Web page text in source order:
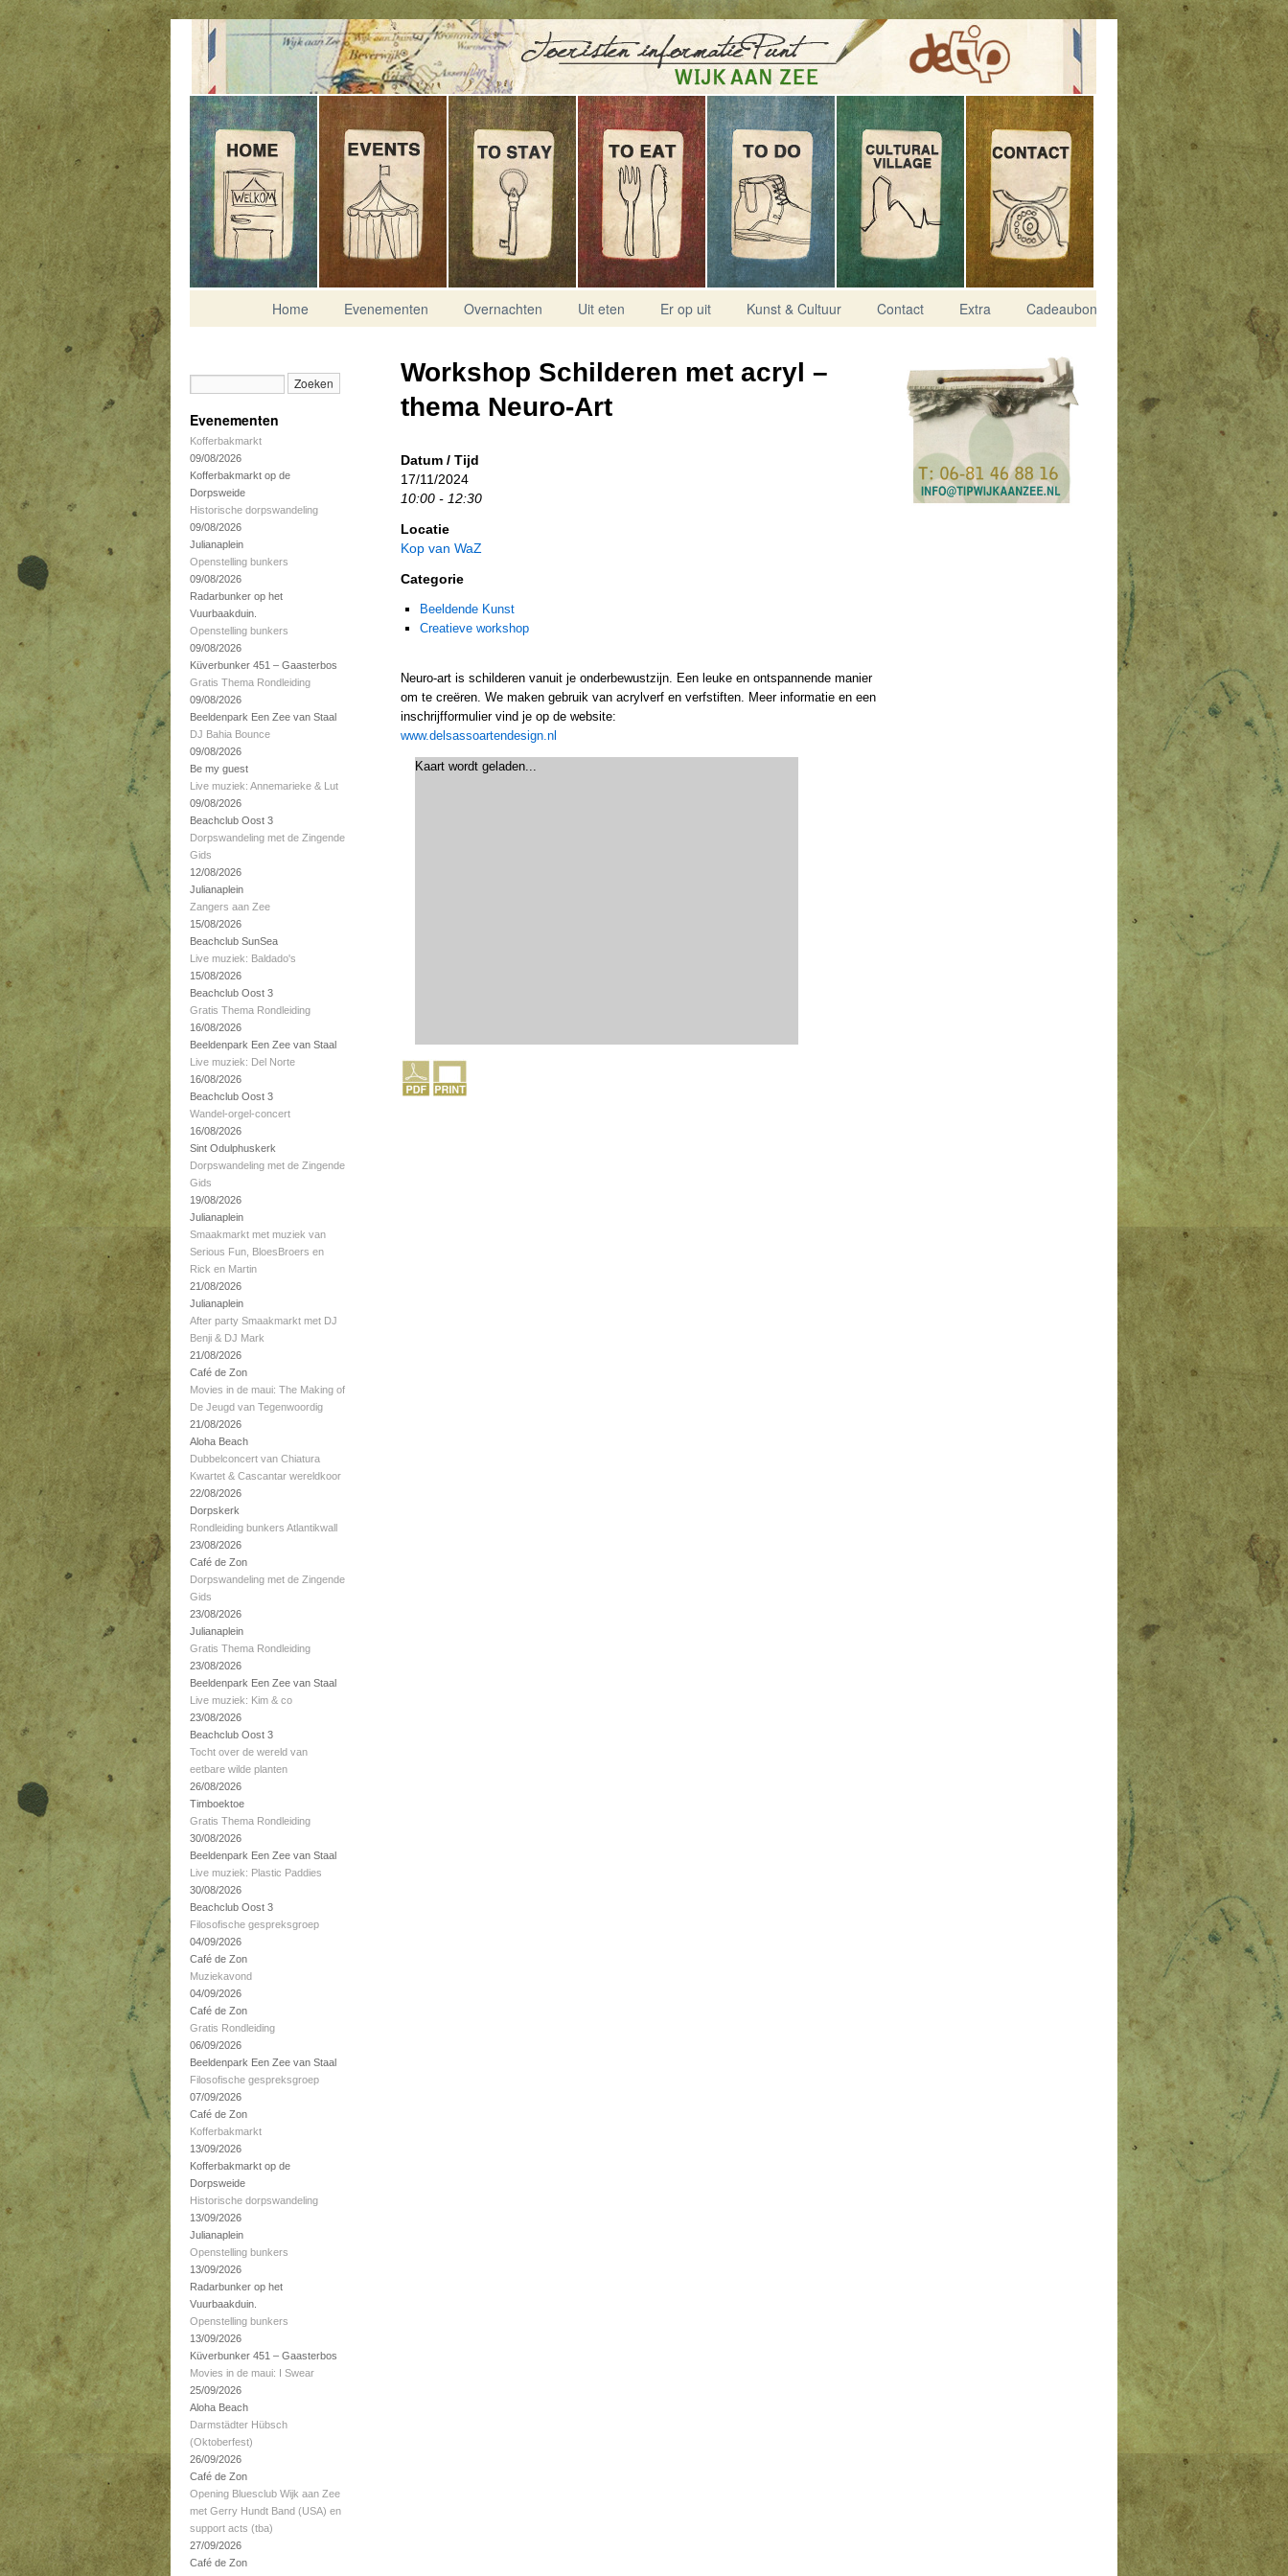
Contact
Home Evenementen Overnachten Uit eten Er op uit Kunst & Cultuur Contact Extra Cadeaubon
Evenementen
Kofferbakmarkt
09/08/2026
Kofferbakmarkt op de
Dorpsweide
Historische dorpswandeling
09/08/2026
Julianaplein
Openstelling bunkers
09/08/2026
Radarbunker op het
Vuurbaakduin.
Openstelling bunkers
09/08/2026
Küverbunker 451 – Gaasterbos
Gratis Thema Rondleiding
09/08/2026
Beeldenpark Een Zee van Staal
DJ Bahia Bounce
09/08/2026
Be my guest
Live muziek: Annemarieke & Lut
09/08/2026
Beachclub Oost 3
Dorpswandeling met de Zingende
Gids
12/08/2026
Julianaplein
Zangers aan Zee
15/08/2026
Beachclub SunSea
Live muziek: Baldado's
15/08/2026
Beachclub Oost 3
Gratis Thema Rondleiding
16/08/2026
Beeldenpark Een Zee van Staal
Live muziek: Del Norte
16/08/2026
Beachclub Oost 3
Wandel-orgel-concert
16/08/2026
Sint Odulphuskerk
Dorpswandeling met de Zingende
Gids
19/08/2026
Julianaplein
Smaakmarkt met muziek van
Serious Fun, BloesBroers en
Rick en Martin
21/08/2026
Julianaplein
After party Smaakmarkt met DJ
Benji & DJ Mark
21/08/2026
Café de Zon
Movies in de maui: The Making of
De Jeugd van Tegenwoordig
21/08/2026
Aloha Beach
Dubbelconcert van Chiatura
Kwartet & Cascantar wereldkoor
22/08/2026
Dorpskerk
Rondleiding bunkers Atlantikwall
23/08/2026
Café de Zon
Dorpswandeling met de Zingende
Gids
23/08/2026
Julianaplein
Gratis Thema Rondleiding
23/08/2026
Beeldenpark Een Zee van Staal
Live muziek: Kim & co
23/08/2026
Beachclub Oost 3
Tocht over de wereld van
eetbare wilde planten
26/08/2026
Timboektoe
Gratis Thema Rondleiding
30/08/2026
Beeldenpark Een Zee van Staal
Live muziek: Plastic Paddies
30/08/2026
Beachclub Oost 3
Filosofische gespreksgroep
04/09/2026
Café de Zon
Muziekavond
04/09/2026
Café de Zon
Gratis Rondleiding
06/09/2026
Beeldenpark Een Zee van Staal
Filosofische gespreksgroep
07/09/2026
Café de Zon
Kofferbakmarkt
13/09/2026
Kofferbakmarkt op de
Dorpsweide
Historische dorpswandeling
13/09/2026
Julianaplein
Openstelling bunkers
13/09/2026
Radarbunker op het
Vuurbaakduin.
Openstelling bunkers
13/09/2026
Küverbunker 451 – Gaasterbos
Movies in de maui: I Swear
25/09/2026
Aloha Beach
Darmstädter Hübsch
(Oktoberfest)
26/09/2026
Café de Zon
Opening Bluesclub Wijk aan Zee
met Gerry Hundt Band (USA) en
support acts (tba)
27/09/2026
Café de Zon
Workshop Schilderen met acryl –
thema Neuro-Art
Datum / Tijd
17/11/2024
10:00 - 12:30
Locatie
Kop van WaZ
Categorie
Beeldende Kunst
Creatieve workshop
Neuro-art is schilderen vanuit je onderbewustzijn. Een leuke en ontspannende manier
om te creëren. We maken gebruik van acrylverf en verfstiften. Meer informatie en een
inschrijfformulier vind je op de website:
www.delsassoartendesign.nl
Kaart wordt geladen...